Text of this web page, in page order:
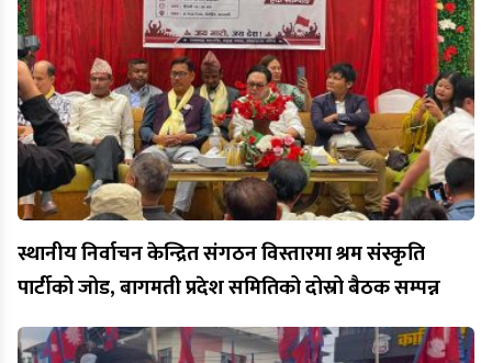
स्थानीय निर्वाचन केन्द्रित संगठन विस्तारमा श्रम संस्कृति
पार्टीको जोड, बागमती प्रदेश समितिको दोस्रो बैठक सम्पन्न